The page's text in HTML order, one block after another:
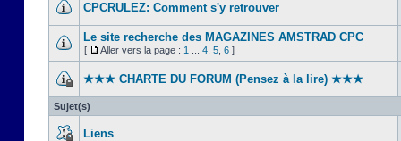
CPCRULEZ: Comment s'y retrouver‎
Le site recherche des MAGAZINES AMSTRAD CPC
[ Aller vers la page : 1 4 5 6 ]
★★★ CHARTE DU FORUM (Pensez à la lire) ★★★
Sujet(s)
Liens